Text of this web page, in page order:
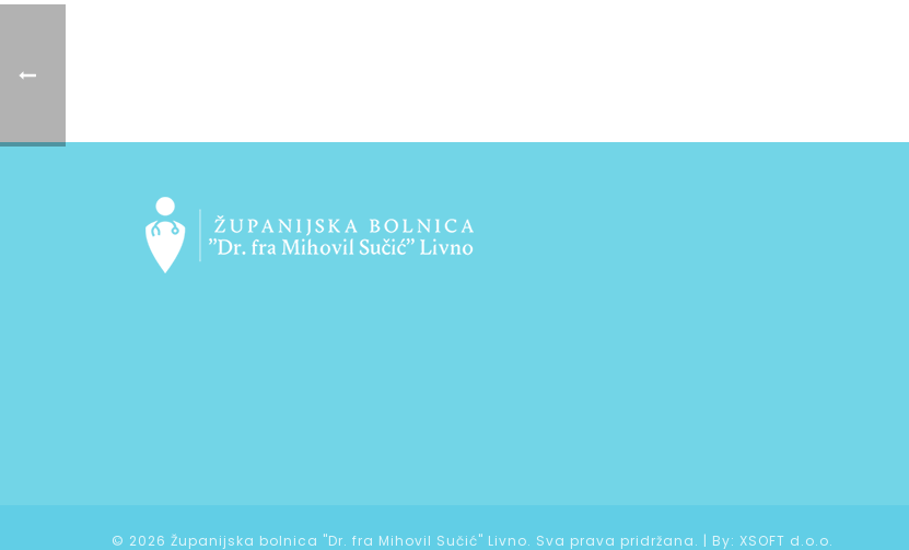
© 2026 Županijska bolnica "Dr. fra Mihovil Sučić" Livno. Sva prava pridržana. | By: XSOFT d.o.o.